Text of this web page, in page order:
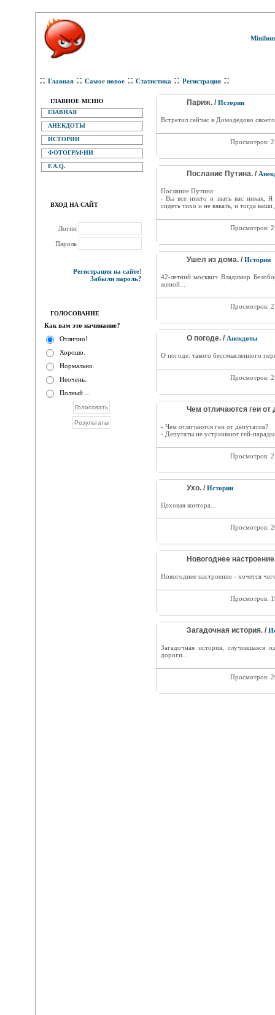
:: Главная :: Самое новое :: Статистика :: Регистрация ::
ГЛАВНОЕ МЕНЮ
ГЛАВНАЯ
АНЕКДОТЫ
ИСТОРИИ
ФОТОГРАФИИ
F.A.Q.
ВХОД НА САЙТ
Логин
Пароль
Регистрация на сайте!
Забыли пароль?
ГОЛОСОВАНИЕ
Как вам это начинание?
Отлично!
Хорошо.
Нормально.
Неочень.
Полный ...
Париж. / Истории
Встретил сейчас в Домодедово
Просмотров:
Послание Путина. /
Послание Путина:
- Вы все никто и звать вас никак,
сидеть тихо и не вякать, и тогда
Просмотров:
Ушел из дома. / Истории
42-летний москвич Владимир
женой...
Просмотров:
О погоде. / Анекдоты
О погоде: такого бессмысленного
Просмотров:
Чем отличаются геи от
- Чем отличаются геи от депутатов?
- Депутаты не устраивают гей-
Просмотров:
Ухо. / Истории
Цеховая контора...
Просмотров:
Новогоднее
Новогоднее настроение - хочется
Просмотров:
Загадочная история. /
Загадочная история, случившаяся
дороги...
Просмотров: